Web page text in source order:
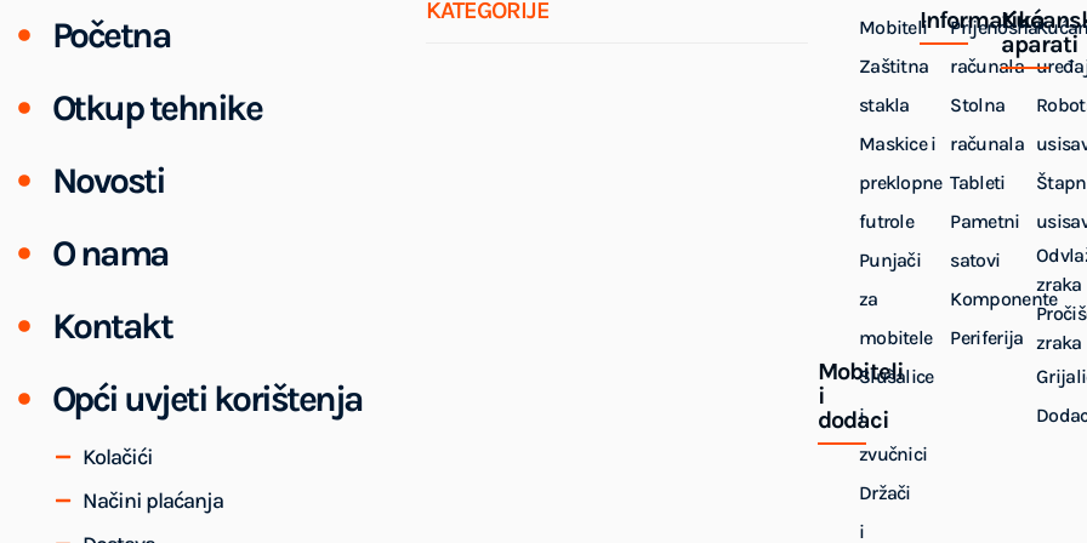
Početna
Otkup tehnike
Novosti
O nama
Kontakt
Opći uvjeti korištenja
Kolačići
Načini plaćanja
KATEGORIJE
Mobiteli
i
dodaci
Mobiteli
Zaštitna
stakla
Maskice i
preklopne
futrole
Punjači
za
mobitele
Slušalice
i
zvučnici
Držači
i
Informatika
Prijenosna
računala
Stolna
računala
Tableti
Pametni
satovi
Komponente
Periferija
aparati
zraka
zraka